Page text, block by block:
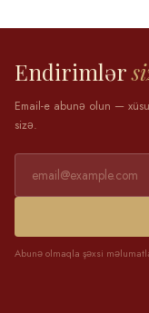
Endirimlər
Email-e abunə olun —
sizə.
Abunə olmaqla şəxsi